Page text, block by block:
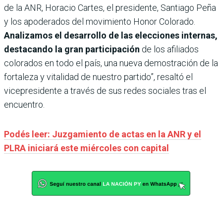
de la ANR, Horacio Cartes, el presidente, Santiago Peña
y los apoderados del movimiento Honor Colorado.
Analizamos el desarrollo de las elecciones internas,
destacando la gran participación de los afiliados
colorados en todo el país, una nueva demostración de la
fortaleza y vitalidad de nuestro partido”, resaltó el
vicepresidente a través de sus redes sociales tras el
encuentro.
Podés leer: Juzgamiento de actas en la ANR y el
PLRA iniciará este miércoles con capital